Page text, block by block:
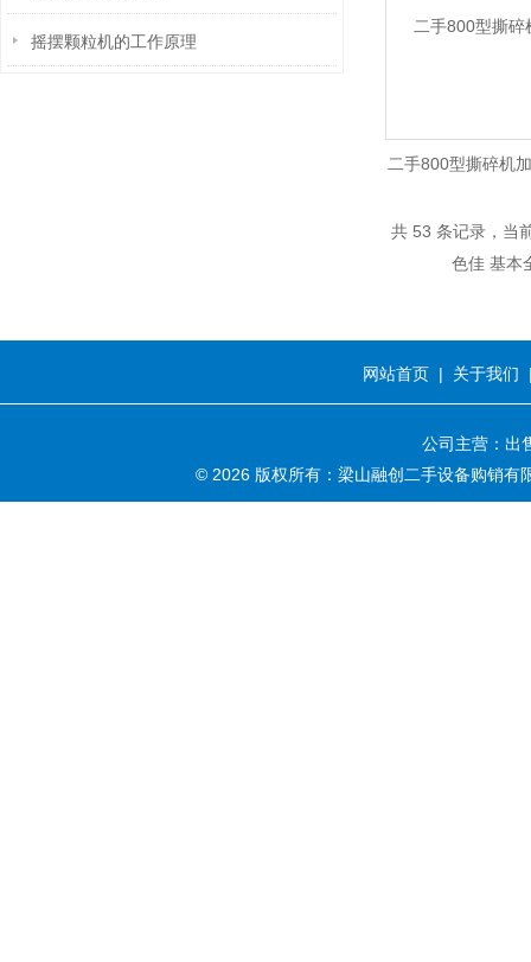
摇摆颗粒机的工作原理
二手800型撕碎机
共 53 条记录，
网站首页 | 关于我们
公司主营：出
© 2026 版权所有：梁山融创二手设备购销